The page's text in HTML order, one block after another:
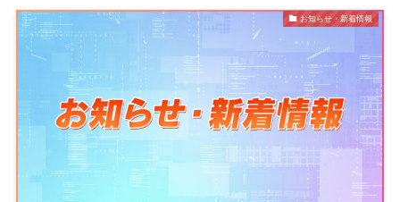
お知らせ・新着情報